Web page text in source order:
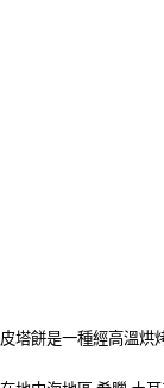
皮塔餅是一種經高溫烘